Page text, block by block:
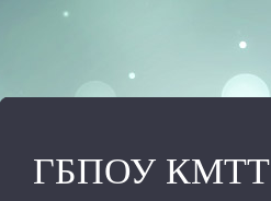
ГБПОУ КМТТ